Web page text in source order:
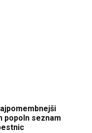
popoln seznam